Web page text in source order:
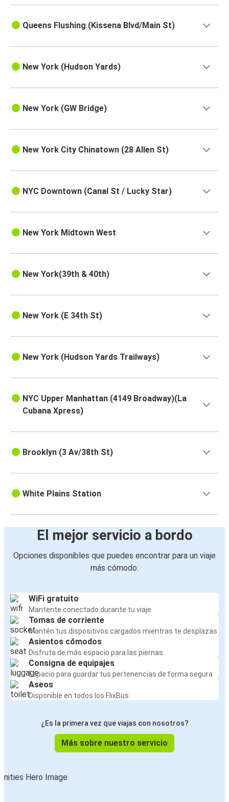
Queens Flushing (Kissena Blvd/Main St)
New York (Hudson Yards)
New York (GW Bridge)
New York City Chinatown (28 Allen St)
NYC Downtown (Canal St / Lucky Star)
New York Midtown West
New York(39th & 40th)
New York (E 34th St)
New York (Hudson Yards Trailways)
NYC Upper Manhattan (4149 Broadway)(La
Cubana Xpress)
Brooklyn (3 Av/38th St)
White Plains Station
El mejor servicio a bordo
Opciones disponibles que puedes encontrar para un viaje
más cómodo:
WiFi gratuito
Mantente conectado durante tu viaje
Tomas de corriente
Mantén tus dispositivos cargados mientras te desplazas
Asientos cómodos
Disfruta de más espacio para las piernas
Consigna de equipajes
Espacio para guardar tus pertenencias de forma segura
Aseos
Disponible en todos los FlixBus
¿Es la primera vez que viajas con nosotros?
Más sobre nuestro servicio